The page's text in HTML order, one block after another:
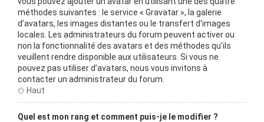
méthodes suivantes : le service « Gravatar », la galerie
d’avatars, les images distantes ou le transfert d’images
locales. Les administrateurs du forum peuvent activer ou
non la fonctionnalité des avatars et des méthodes qu’ils
veuillent rendre disponible aux utilisateurs. Si vous ne
pouvez pas utiliser d’avatars, nous vous invitons à
contacter un administrateur du forum.
Haut
Quel est mon rang et comment puis-je le modifier ?